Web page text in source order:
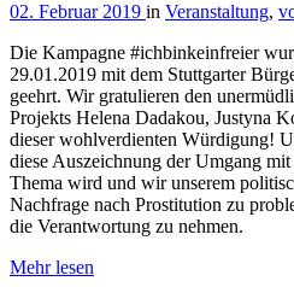
02. Februar 2019 in Veranstaltung,
Die Kampagne #ichbinkeinfreier
29.01.2019 mit dem Stuttgarter
geehrt. Wir gratulieren den
Projekts Helena Dadakou, Justyna
dieser wohlverdienten Würdigung!
diese Auszeichnung der Umgang
Thema wird und wir unserem
Nachfrage nach Prostitution zu
die Verantwortung zu nehmen.
Mehr lesen